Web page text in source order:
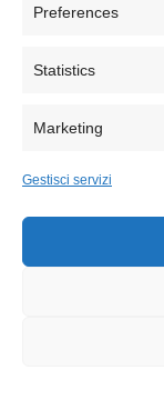
Preferences
Statistics
Marketing
Gestisci servizi
Inserisci
Privacy policy
Related